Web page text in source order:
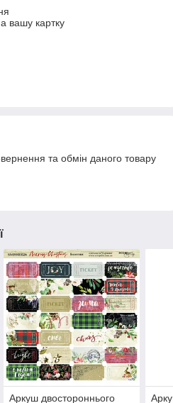
вашу картку
та обмін даного товару
Аркуш двостороннього